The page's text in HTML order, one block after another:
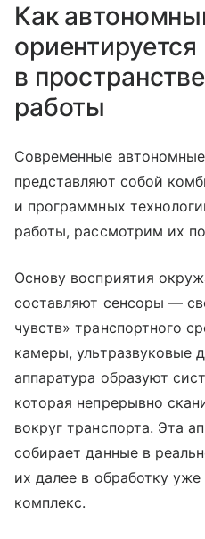
Как
ориентируется
в
работы
Современные
представляют собой
и программных
работы, рассмотрим их
Основу восприятия
составляют сенсоры —
чувств» транспортного
камеры, ультразвуковые
аппаратура образуют
которая непрерывно
вокруг транспорта. Эта
собирает данные в
их далее в обработку
комплекс.